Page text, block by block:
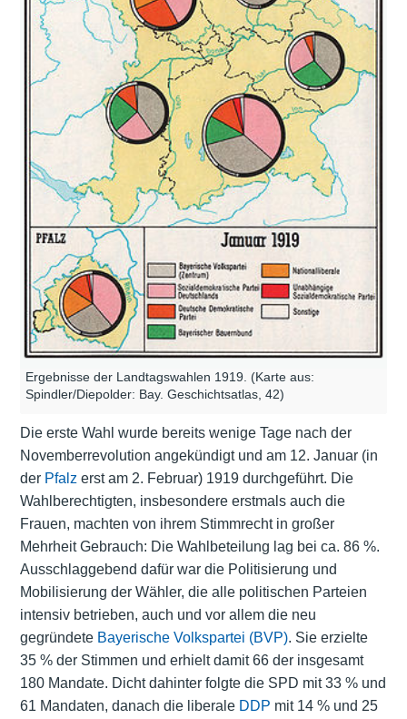
Ergebnisse der Landtagswahlen 1919. (Karte aus:
Spindler/Diepolder: Bay. Geschichtsatlas, 42)
Die erste Wahl wurde bereits wenige Tage nach der
Novemberrevolution angekündigt und am 12. Januar (in
der Pfalz erst am 2. Februar) 1919 durchgeführt. Die
Wahlberechtigten, insbesondere erstmals auch die
Frauen, machten von ihrem Stimmrecht in großer
Mehrheit Gebrauch: Die Wahlbeteilung lag bei ca. 86 %.
Ausschlaggebend dafür war die Politisierung und
Mobilisierung der Wähler, die alle politischen Parteien
intensiv betrieben, auch und vor allem die neu
gegründete Bayerische Volkspartei (BVP). Sie erzielte
35 % der Stimmen und erhielt damit 66 der insgesamt
180 Mandate. Dicht dahinter folgte die SPD mit 33 % und
61 Mandaten, danach die liberale DDP mit 14 % und 25